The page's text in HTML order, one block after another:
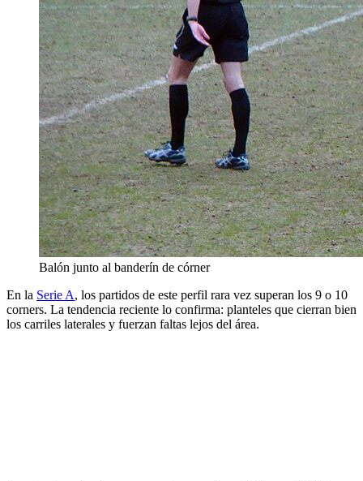
Balón junto al banderín de córner
En la Serie A, los partidos de este perfil rara vez superan los 9 o 10
corners. La tendencia reciente lo confirma: planteles que cierran bien
los carriles laterales y fuerzan faltas lejos del área.